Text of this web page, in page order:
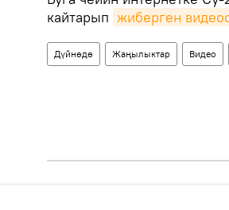
кайтарып жиберген
Дүйнөдө Жаңылыктар Видео